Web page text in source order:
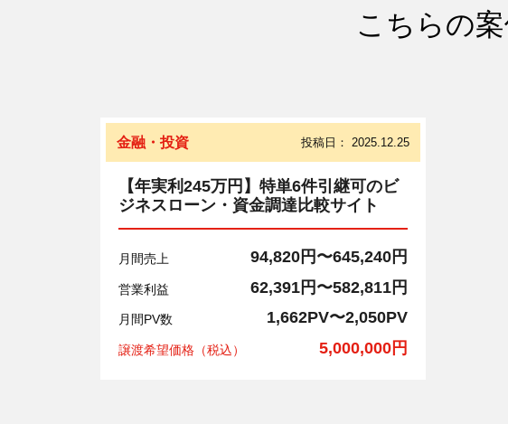
こちらの
金融・投資 投稿日： 2025.12.25
【年実利245万円】特単6件引継可のビ
ジネスローン・資金調達比較サイト
月間売上 94,820円〜645,240円
営業利益 62,391円〜582,811円
月間PV数 1,662PV〜2,050PV
譲渡希望価格（税込） 5,000,000円